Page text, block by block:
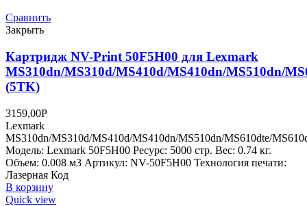
Сравнить
Закрыть
Картридж NV-Print 50F5H00 для Lexmark
MS310dn/MS310d/MS410d/MS410dn/MS510dn/
(5TK)
3159,00Р
Lexmark
MS310dn/MS310d/MS410d/MS410dn/MS510dn/MS610dte/
Модель: Lexmark 50F5H00 Ресурс: 5000 стр. Вес: 0.74 кг.
Объем: 0.008 м3 Артикул: NV-50F5H00 Технология печати:
Лазерная Код
В корзину
Quick view